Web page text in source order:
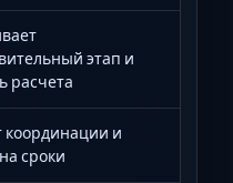
этап и
расчета
координации и
сроки